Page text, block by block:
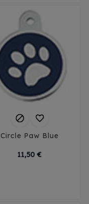
 
Circle Paw Blue
11,50 €